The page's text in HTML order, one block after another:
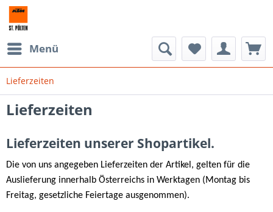
Menü
Lieferzeiten
Lieferzeiten
Lieferzeiten unserer Shopartikel.
Die von uns angegeben Lieferzeiten der Artikel, gelten für die
Auslieferung innerhalb Österreichs in Werktagen (Montag bis
Freitag, gesetzliche Feiertage ausgenommen).